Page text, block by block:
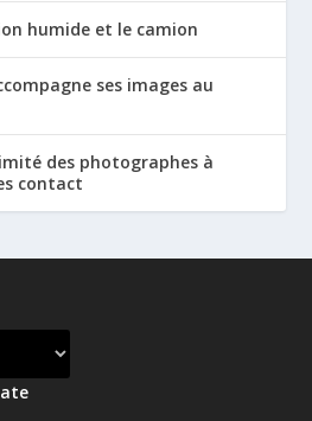
humide et le camion
ses images au
des photographes à
contact